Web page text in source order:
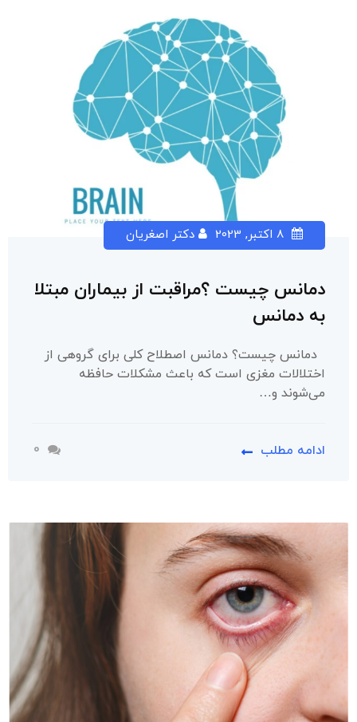
دکتر اصغریان
دمانس چیست ؟مراقبت از بیماران مبتلا
به دمانس
دمانس چیست؟ دمانس اصطلاح کلی برای گروهی از
اختلالات مغزی است که باعث مشکلات حافظه
می‌شوند و…
ادامه مطلب 0